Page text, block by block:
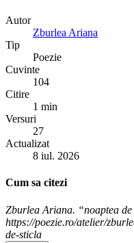
Autor
Zburlea Ariana
Tip
Poezie
Cuvinte
104
Citire
1 min
Versuri
27
Actualizat
8 iul. 2026
Cum sa citezi
Zburlea Ariana. “noaptea de
https://poezie.ro/atelier/
de-sticla